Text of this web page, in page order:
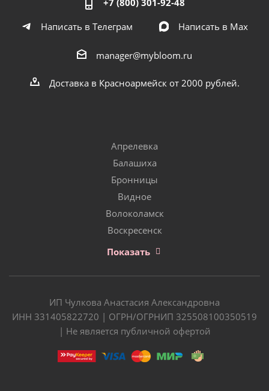
Написать в Телеграм
Написать в Мах
manager@mybloom.ru
Доставка в Красноармейск от 2000 рублей.
Апрелевка
Балашиха
Бронницы
Видное
Волоколамск
Воскресенск
Показать
ИП Чулкова Анастасия Александровна
ИНН 331405822720 | ОГРН/ОГРНИП 325508100350519
| Не является публичной офертой